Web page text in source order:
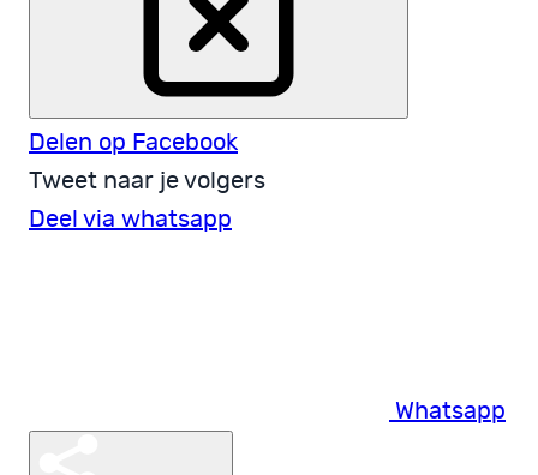
Delen op Facebook
Tweet naar je volgers
Deel via whatsapp
Whatsapp